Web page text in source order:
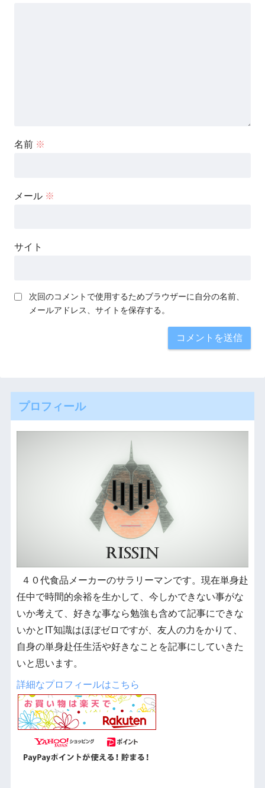
名前 ※
メール ※
サイト
次回のコメントで使用するためブラウザーに自分の名前、
メールアドレス、サイトを保存する。
プロフィール
４０代食品メーカーのサラリーマンです。現在単身赴
任中で時間的余裕を生かして、今しかできない事がな
いか考えて、好きな事なら勉強も含めて記事にできな
いかとIT知識はほぼゼロですが、友人の力をかりて、
自身の単身赴任生活や好きなことを記事にしていきた
いと思います。
詳細なプロフィールはこちら